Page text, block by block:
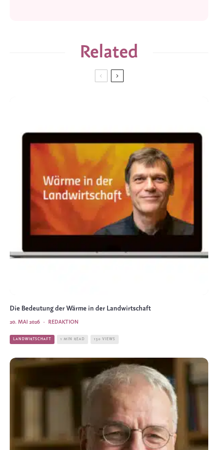
Related
Die Bedeutung der Wärme in der Landwirtschaft
REDAKTION
·
20. MAI 2026
LANDWIRTSCHAFT 1 MIN READ 130 VIEWS